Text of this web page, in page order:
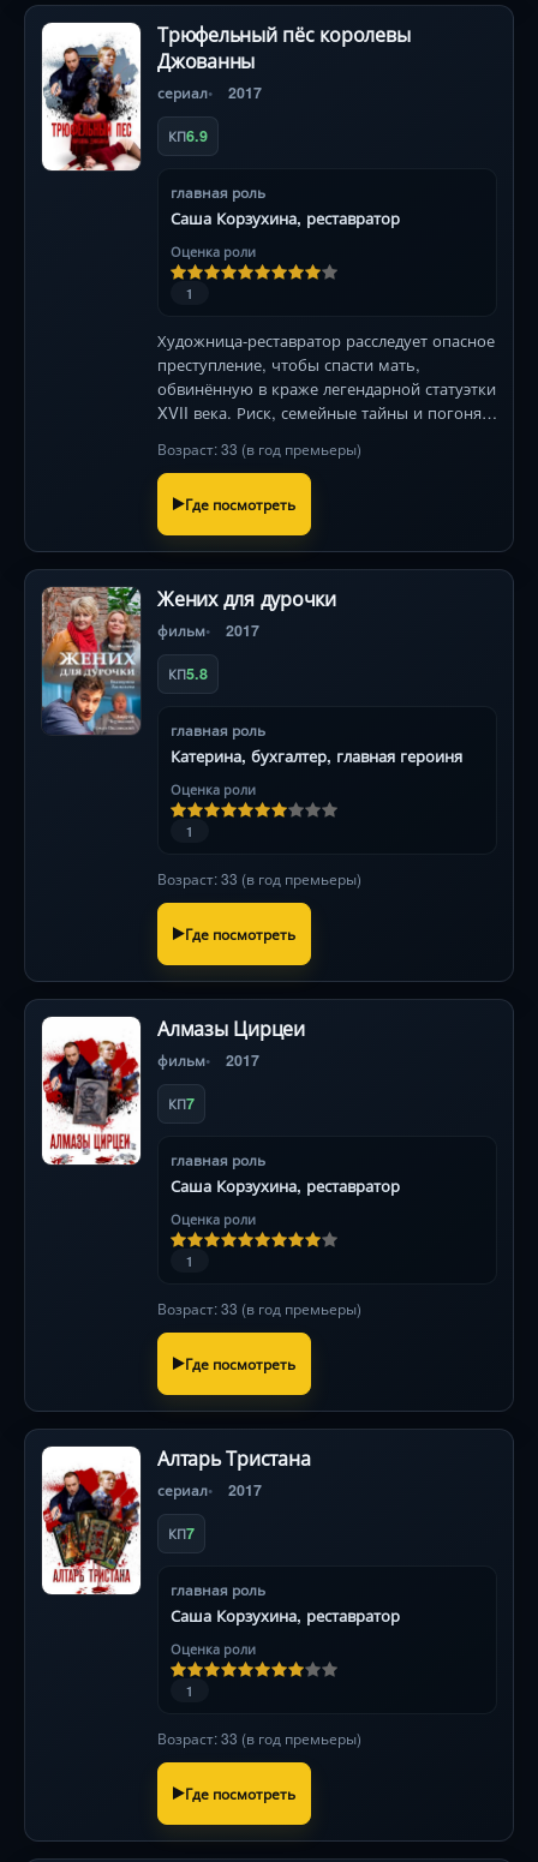
Трюфельный пёс королевы
Джованны
сериал 2017
КП6.9
главная роль
Саша Корзухина, реставратор
Оценка роли
1
Художница-реставратор расследует опасное
преступление, чтобы спасти мать,
обвинённую в краже легендарной статуэтки
XVII века. Риск, семейные тайны и погоня
Возраст: 33 (в год премьеры)
Где посмотреть
Жених для дурочки
фильм 2017
КП5.8
главная роль
Катерина, бухгалтер, главная героиня
Оценка роли
1
Возраст: 33 (в год премьеры)
Где посмотреть
Алмазы Цирцеи
фильм 2017
КП7
главная роль
Саша Корзухина, реставратор
Оценка роли
1
Возраст: 33 (в год премьеры)
Где посмотреть
Алтарь Тристана
сериал 2017
КП7
главная роль
Саша Корзухина, реставратор
Оценка роли
1
Возраст: 33 (в год премьеры)
Где посмотреть